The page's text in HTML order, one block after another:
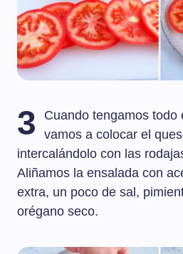
3
Cuando tengamos todo
vamos a colocar el
intercalándolo con las
Aliñamos la ensalada con
extra, un poco de sal,
orégano seco.